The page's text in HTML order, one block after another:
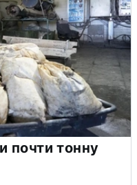
почти тонну